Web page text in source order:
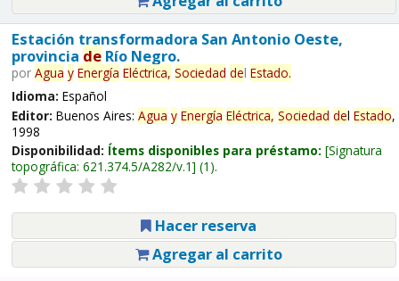
Estación transformadora San Antonio Oeste,
provincia deRío Negro.
por Agua y Energía Eléctrica, Sociedad del Estado.
Idioma: Español
Editor: Buenos Aires: Agua y Energía Eléctrica, Sociedad del Estado,
1998
Disponibilidad: Ítems disponibles para préstamo: Signatura
topográfica: 621.374.5/A282/v.1 (1).
Hacer reserva
Agregar al carrito